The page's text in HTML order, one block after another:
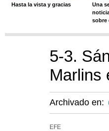
Hasta la vista y gracias
Una
sobre
5-3.
Marlins
Archivado en:
EFE